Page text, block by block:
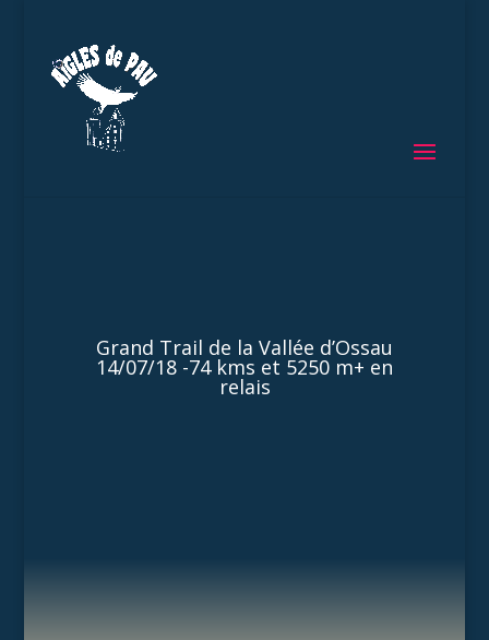
Grand Trail de la Vallée d’Ossau
14/07/18 -74 kms et 5250 m+ en
relais